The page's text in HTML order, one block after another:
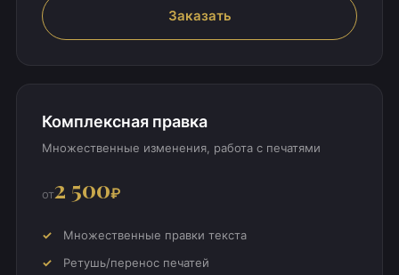
Заказать
Комплексная правка
Множественные изменения, работа с печатями
от2 500₽
Множественные правки текста
Ретушь/перенос печатей